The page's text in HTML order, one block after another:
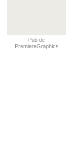
Pub de
PremiereGraphics